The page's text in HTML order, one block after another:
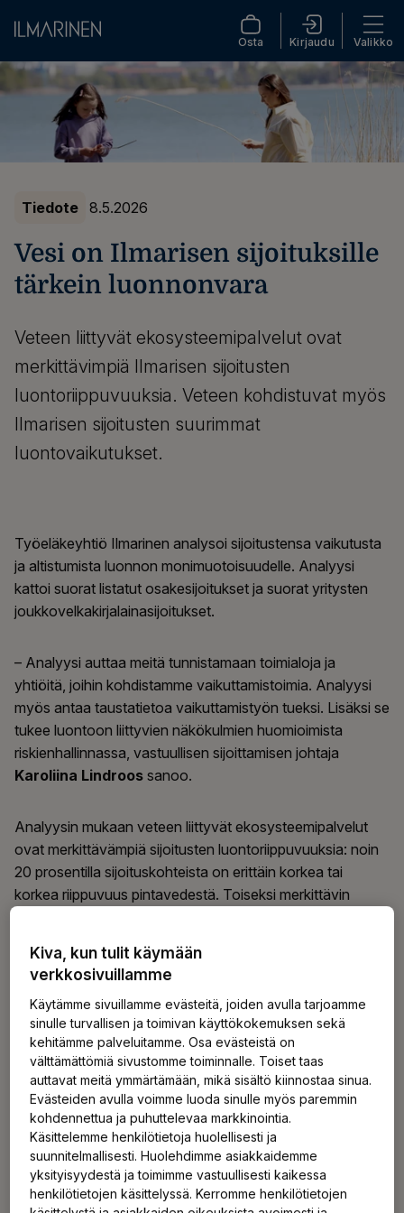
Osta Kirjaudu Valikko
Tiedote 8.5.2026
Vesi on Ilmarisen sijoituksille
tärkein luonnonvara
Veteen liittyvät ekosysteemipalvelut ovat
merkittävimpiä Ilmarisen sijoitusten
luontoriippuvuuksia. Veteen kohdistuvat myös
Ilmarisen sijoitusten suurimmat
luontovaikutukset.
Työeläkeyhtiö Ilmarinen analysoi sijoitustensa vaikutusta
ja altistumista luonnon monimuotoisuudelle. Analyysi
kattoi suorat listatut osakesijoitukset ja suorat yritysten
joukkovelkakirjalainasijoitukset.
– Analyysi auttaa meitä tunnistamaan toimialoja ja
yhtiöitä, joihin kohdistamme vaikuttamistoimia. Analyysi
myös antaa taustatietoa vaikuttamistyön tueksi. Lisäksi se
tukee luontoon liittyvien näkökulmien huomioimista
riskienhallinnassa, vastuullisen sijoittamisen johtaja
Karoliina Lindroos sanoo.
Analyysin mukaan veteen liittyvät ekosysteemipalvelut
ovat merkittävämpiä sijoitusten luontoriippuvuuksia: noin
20 prosentilla sijoituskohteista on erittäin korkea tai
korkea riippuvuus pintavedestä. Toiseksi merkittävin
saastumisen rooli korostuu. Muita merkittäviä
luontovaikutusten ajureita ovat maaperän saastuminen,
kiinteä jäte sekä ilmastopäästöt.
Ilmarinen keskittyy
vaikuttamisessa erityisesti
herkkiin toimialoihin
Kiva, kun tulit käymään
verkkosivuillamme
Käytämme sivuillamme evästeitä, joiden avulla tarjoamme
sinulle turvallisen ja toimivan käyttökokemuksen sekä
kehitämme palveluitamme. Osa evästeistä on
välttämättömiä sivustomme toiminnalle. Toiset taas
auttavat meitä ymmärtämään, mikä sisältö kiinnostaa sinua.
Evästeiden avulla voimme luoda sinulle myös paremmin
kohdennettua ja puhuttelevaa markkinointia.
Käsittelemme henkilötietoja huolellisesti ja
suunnitelmallisesti. Huolehdimme asiakkaidemme
yksityisyydestä ja toimimme vastuullisesti kaikessa
henkilötietojen käsittelyssä. Kerromme henkilötietojen